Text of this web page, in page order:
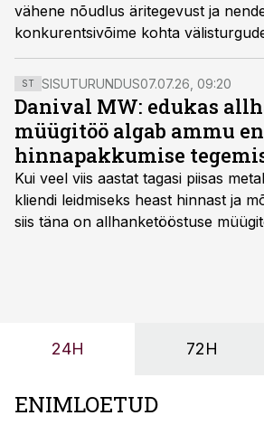
vähene nõudlus äritegevust ja
konkurentsivõime kohta
halvenenud, kirjutab Swedbanki
Mertsina värskes
ST SISUTURUNDUS07.07.26, 09:20
Danival MW: edukas
müügitöö algab ammu
hinnapakkumise
Kui veel viis aastat tagasi piisas
kliendi leidmiseks heast hinnast ja
siis täna on allhanketööstuse
24H 72H
ENIMLOETUD